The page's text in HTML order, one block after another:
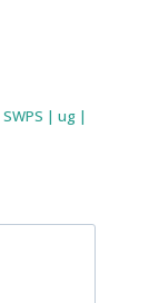
SWPS | ug|